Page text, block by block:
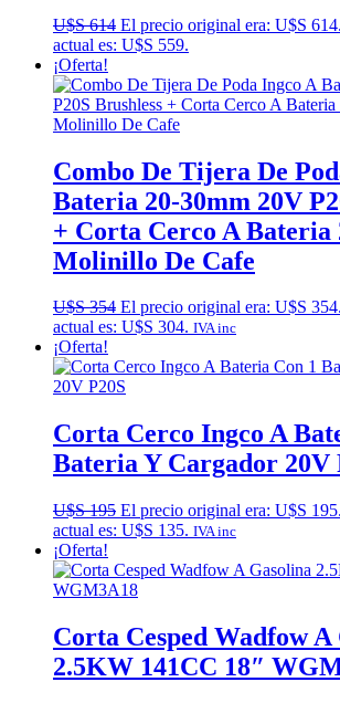
U$S614 El precio original era: U$S 614.
actual es: U$S 559.
¡Oferta!
Combo De Tijera De
Bateria 20-30mm 20V
+ Corta Cerco A Bateria
Molinillo De Cafe
U$S354 El precio original era: U$S 354.
actual es: U$S 304. IVA inc
¡Oferta!
Corta Cerco Ingco A
Bateria Y Cargador 20V
U$S195 El precio original era: U$S 195.
actual es: U$S 135. IVA inc
¡Oferta!
Corta Cesped Wadfow A
2.5KW 141CC 18″